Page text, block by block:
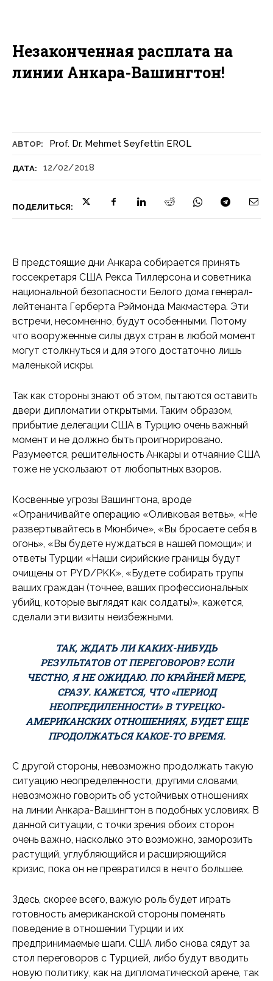
АВТОР: Prof. Dr. Mehmet Seyfettin EROL
ДАТА: 12/02/2018
ПОДЕЛИТЬСЯ:
Незаконченная расплата на
линии Анкара-Вашингтон!
В предстоящие дни Анкара собирается принять
госсекретаря США Рекса Тиллерсона и советника
национальной безопасности Белого дома генерал-
лейтенанта Герберта Рэймонда Макмастера. Эти
встречи, несомненно, будут особенными. Потому
что вооруженные силы двух стран в любой момент
могут столкнуться и для этого достаточно лишь
маленькой искры.
Так как стороны знают об этом, пытаются оставить
двери дипломатии открытыми. Таким образом,
прибытие делегации США в Турцию очень важный
момент и не должно быть проигнорировано.
Разумеется, решительность Анкары и отчаяние США
тоже не ускользают от любопытных взоров.
Косвенные угрозы Вашингтона, вроде
«Ограничивайте операцию «Оливковая ветвь», «Не
развертывайтесь в Мюнбиче», «Вы бросаете себя в
огонь», «Вы будете нуждаться в нашей помощи»; и
ответы Турции «Наши сирийские границы будут
очищены от PYD/PKK», «Будете собирать трупы
ваших граждан (точнее, ваших профессиональных
убийц, которые выглядят как солдаты)», кажется,
сделали эти визиты неизбежными.
ТАК, ЖДАТЬ ЛИ КАКИХ-НИБУДЬ
РЕЗУЛЬТАТОВ ОТ ПЕРЕГОВОРОВ? ЕСЛИ
ЧЕСТНО, Я НЕ ОЖИДАЮ. ПО КРАЙНЕЙ МЕРЕ,
СРАЗУ. КАЖЕТСЯ, ЧТО «ПЕРИОД
НЕОПРЕДИЛЕННОСТИ» В ТУРЕЦКО-
АМЕРИКАНСКИХ ОТНОШЕНИЯХ, БУДЕТ ЕЩЕ
ПРОДОЛЖАТЬСЯ КАКОЕ-ТО ВРЕМЯ.
С другой стороны, невозможно продолжать такую
ситуацию неопределенности, другими словами,
невозможно говорить об устойчивых отношениях
на линии Анкара-Вашингтон в подобных условиях. В
данной ситуации, с точки зрения обоих сторон
очень важно, насколько это возможно, заморозить
растущий, углубляющийся и расширяющийся
кризис, пока он не превратился в нечто большее.
Здесь, скорее всего, важую роль будет играть
готовность американской стороны поменять
поведение в отношении Турции и их
предпринимаемые шаги. США либо снова сядут за
стол переговоров с Турцией, либо будут вводить
новую политику, как на дипломатической арене, так